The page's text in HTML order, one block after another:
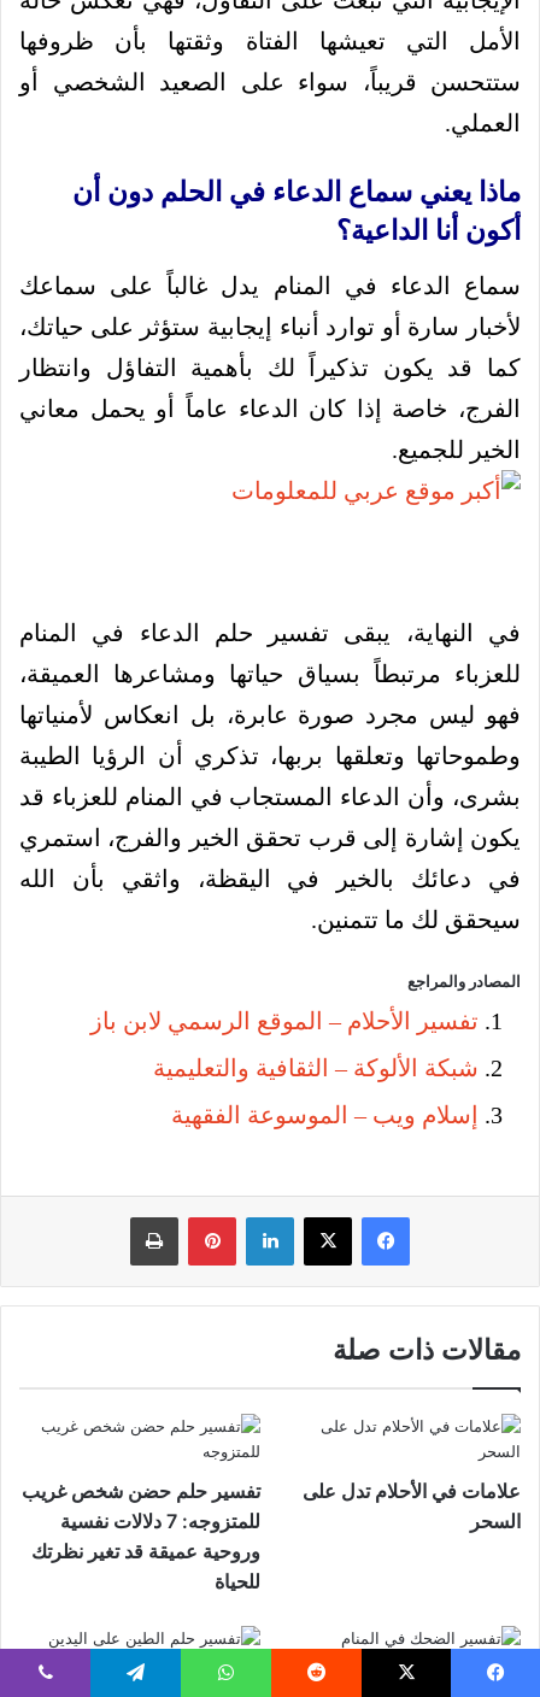
الأمل التي تعيشها الفتاة وثقتها بأن ظروفها
ستتحسن قريباً، سواء على الصعيد الشخصي أو
العملي.
ماذا يعني سماع الدعاء في الحلم دون أن
أكون أنا الداعية؟
سماع الدعاء في المنام يدل غالباً على سماعك
لأخبار سارة أو توارد أنباء إيجابية ستؤثر على حياتك،
كما قد يكون تذكيراً لك بأهمية التفاؤل وانتظار
الفرج، خاصة إذا كان الدعاء عاماً أو يحمل معاني
الخير للجميع.
في النهاية، يبقى تفسير حلم الدعاء في المنام
للعزباء مرتبطاً بسياق حياتها ومشاعرها العميقة،
فهو ليس مجرد صورة عابرة، بل انعكاس لأمنياتها
وطموحاتها وتعلقها بربها، تذكري أن الرؤيا الطيبة
بشرى، وأن الدعاء المستجاب في المنام للعزباء قد
يكون إشارة إلى قرب تحقق الخير والفرج، استمري
في دعائك بالخير في اليقظة، واثقي بأن الله
سيحقق لك ما تتمنين.
المصادر والمراجع
تفسير الأحلام – الموقع الرسمي لابن باز
شبكة الألوكة – الثقافية والتعليمية
إسلام ويب – الموسوعة الفقهية
فيسبوك لينكدإن بينتيريست
مقالات ذات صلة
علامات في الأحلام تدل على
السحر
تفسير حلم حضن شخص غريب
للمتزوجه: 7 دلالات نفسية
وروحية عميقة قد تغير نظرتك
للحياة